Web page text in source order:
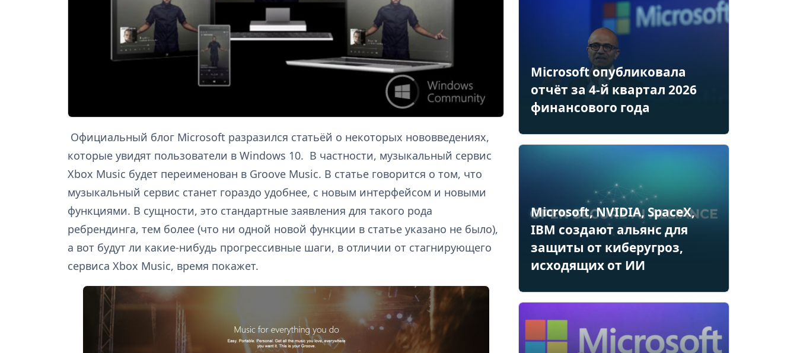
Официальный блог Microsoft разразился статьёй о некоторых нововведениях,
которые увидят пользователи в Windows 10. В частности, музыкальный сервис
Xbox Music будет переименован в Groove Music. В статье говорится о том, что
музыкальный сервис станет гораздо удобнее, с новым интерфейсом и новыми
функциями. В сущности, это стандартные заявления для такого рода
ребрендинга, тем более (что ни одной новой функции в статье указано не было),
а вот будут ли какие-нибудь прогрессивные шаги, в отличии от стагнирующего
сервиса Xbox Music, время покажет.
Microsoft опубликовала
отчёт за 4-й квартал 2026
финансового года
Microsoft, NVIDIA, SpaceX,
IBM создают альянс для
защиты от киберугроз,
исходящих от ИИ